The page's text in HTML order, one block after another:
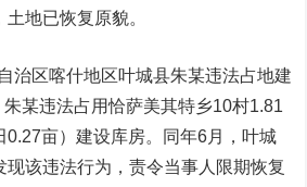
地已恢复原貌。
区喀什地区叶城县朱某违法占地建
某违法占用恰萨美其特乡10村1.81
0.27亩）建设库房。同年6月，叶城
该违法行为，责令当事人限期恢复